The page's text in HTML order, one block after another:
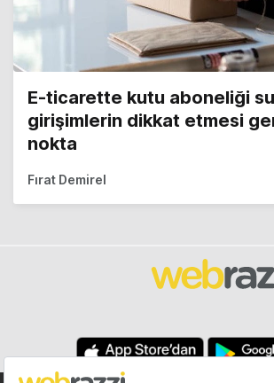
E-ticarette kutu aboneliği
girişimlerin dikkat etmesi
nokta
Fırat Demirel